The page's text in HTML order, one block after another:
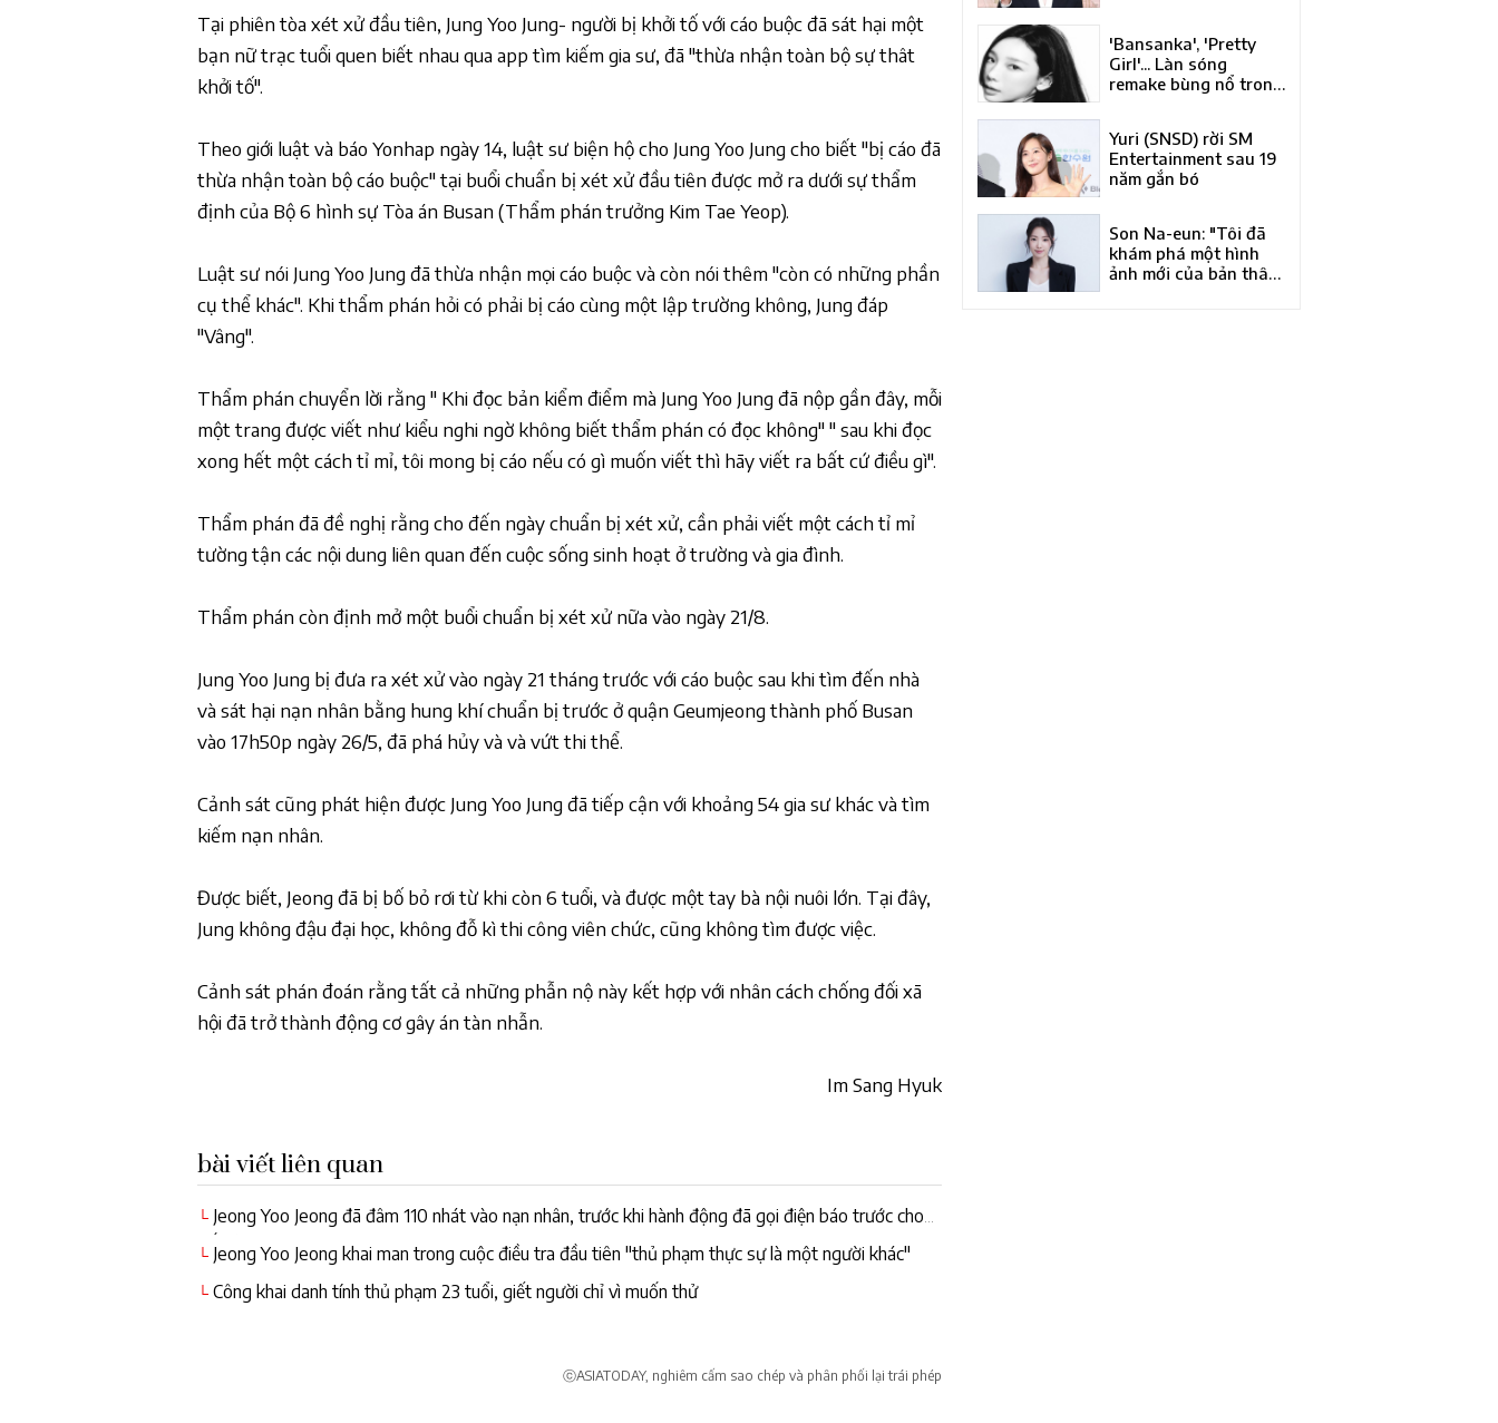
Tại phiên tòa xét xử đầu tiên, Jung Yoo Jung- người bị khởi tố với cáo buộc đã sát hại một
bạn nữ trạc tuổi quen biết nhau qua app tìm kiếm gia sư, đã "thừa nhận toàn bộ sự thât
khởi tố".
Theo giới luật và báo Yonhap ngày 14, luật sư biện hộ cho Jung Yoo Jung cho biết "bị cáo đã
thừa nhận toàn bộ cáo buộc" tại buổi chuẩn bị xét xử đầu tiên được mở ra dưới sự thẩm
định của Bộ 6 hình sự Tòa án Busan (Thẩm phán trưởng Kim Tae Yeop).
Luật sư nói Jung Yoo Jung đã thừa nhận mọi cáo buộc và còn nói thêm "còn có những phần
cụ thể khác". Khi thẩm phán hỏi có phải bị cáo cùng một lập trường không, Jung đáp
"Vâng".
Thẩm phán chuyển lời rằng " Khi đọc bản kiểm điểm mà Jung Yoo Jung đã nộp gần đây, mỗi
một trang được viết như kiểu nghi ngờ không biết thẩm phán có đọc không" " sau khi đọc
xong hết một cách tỉ mỉ, tôi mong bị cáo nếu có gì muốn viết thì hãy viết ra bất cứ điều gì".
Thẩm phán đã đề nghị rằng cho đến ngày chuẩn bị xét xử, cần phải viết một cách tỉ mỉ
tường tận các nội dung liên quan đến cuộc sống sinh hoạt ở trường và gia đình.
Thẩm phán còn định mở một buổi chuẩn bị xét xử nữa vào ngày 21/8.
Jung Yoo Jung bị đưa ra xét xử vào ngày 21 tháng trước với cáo buộc sau khi tìm đến nhà
và sát hại nạn nhân bằng hung khí chuẩn bị trước ở quận Geumjeong thành phố Busan
vào 17h50p ngày 26/5, đã phá hủy và và vứt thi thể.
Cảnh sát cũng phát hiện được Jung Yoo Jung đã tiếp cận với khoảng 54 gia sư khác và tìm
kiếm nạn nhân.
Được biết, Jeong đã bị bố bỏ rơi từ khi còn 6 tuổi, và được một tay bà nội nuôi lớn. Tại đây,
Jung không đậu đại học, không đỗ kì thi công viên chức, cũng không tìm được việc.
Cảnh sát phán đoán rằng tất cả những phẫn nộ này kết hợp với nhân cách chống đối xã
hội đã trở thành động cơ gây án tàn nhẫn.
Im Sang Hyuk
bài viết liên quan
└ Jeong Yoo Jeong đã đâm 110 nhát vào nạn nhân, trước khi hành động đã gọi điện báo trước cho
bố đẻ
└ Jeong Yoo Jeong khai man trong cuộc điều tra đầu tiên "thủ phạm thực sự là một người khác"
└ Công khai danh tính thủ phạm 23 tuổi, giết người chỉ vì muốn thử
ⓒASIATODAY, nghiêm cấm sao chép và phân phối lại trái phép
thuế
'Bansanka', 'Pretty
Girl'... Làn sóng
remake bùng nổ trong
Yuri (SNSD) rời SM
Entertainment sau 19
năm gắn bó
Son Na-eun: "Tôi đã
khám phá một hình
ảnh mới của bản thân